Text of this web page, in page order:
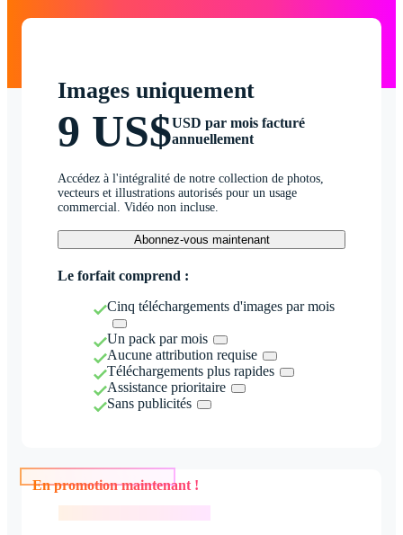
Images uniquement
9 US$USD par mois facturé
annuellement
Accédez à l'intégralité de notre collection de photos,
vecteurs et illustrations autorisés pour un usage
commercial. Vidéo non incluse.
Abonnez-vous maintenant
Le forfait comprend :
Cinq téléchargements d'images par mois
Un pack par mois
Aucune attribution requise
Téléchargements plus rapides
Assistance prioritaire
Sans publicités
En promotion maintenant !